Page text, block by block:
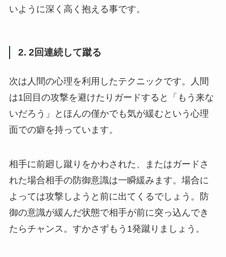
いように深く高く抱える事です。
2. 2回連続して蹴る
次は人間の心理を利用したテクニックです。人間
は1回目の攻撃を避けたりガードすると「もう来な
いだろう」とほんの僅かでも気が緩むという心理
面での癖を持っています。
相手に前廻し蹴りをかわされた、またはガードさ
れた場合相手の防御意識は一瞬緩みます。場合に
よっては攻撃しようと前に出てくるでしょう。防
御の意識が緩んだ状態で相手が前に突っ込んでき
たらチャンス。すかさずもう1発蹴りましょう。